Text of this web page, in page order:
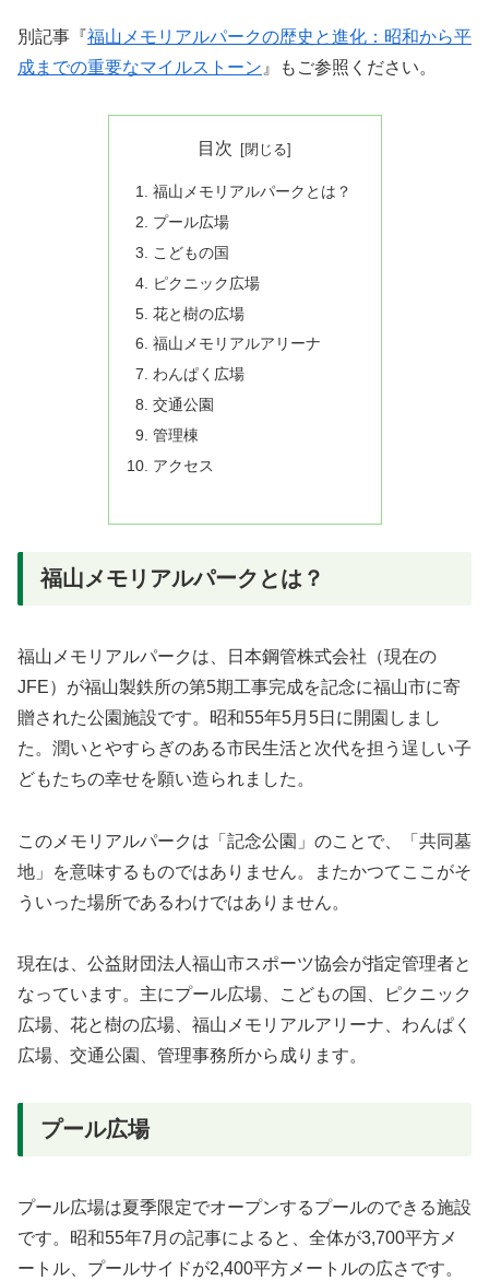
別記事『福山メモリアルパークの歴史と進化：昭和から平
成までの重要なマイルストーン 』もご参照ください。
目次
福山メモリアルパークとは？
プール広場
こどもの国
ピクニック広場
花と樹の広場
福山メモリアルアリーナ
わんぱく広場
交通公園
管理棟
アクセス
福山メモリアルパークとは？
福山メモリアルパークは、日本鋼管株式会社（現在の
JFE）が福山製鉄所の第5期工事完成を記念に福山市に寄
贈された公園施設です。昭和55年5月5日に開園しまし
た。潤いとやすらぎのある市民生活と次代を担う逞しい子
どもたちの幸せを願い造られました。
このメモリアルパークは「記念公園」のことで、「共同墓
地」を意味するものではありません。またかつてここがそ
ういった場所であるわけではありません。
現在は、公益財団法人福山市スポーツ協会が指定管理者と
なっています。主にプール広場、こどもの国、ピクニック
広場、花と樹の広場、福山メモリアルアリーナ、わんぱく
広場、交通公園、管理事務所から成ります。
プール広場
プール広場は夏季限定でオープンするプールのできる施設
です。昭和55年7月の記事によると、全体が3,700平方メ
ートル、プールサイドが2,400平方メートルの広さです。